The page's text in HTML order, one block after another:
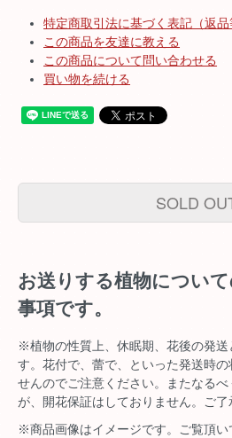
特定商取引法に基づく表記（返品
この商品を友達に教える
この商品について問い合わせる
買い物を続ける
SOLD
お送りする植物につい
事項です。
※植物の性質上、休眠期、花後の発送
す。花付で、蕾で、といった発送時
せんのでご注意ください。またなる
が、開花保証はしておりません。ご了
※商品画像はイメージです。ご覧頂